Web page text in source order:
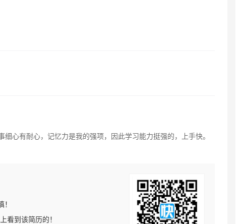
心有耐心，记忆力是我的强项，因此学习能力挺强的，上手快。
看到该简历的！